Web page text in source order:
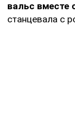
вальс вместе
станцевала с